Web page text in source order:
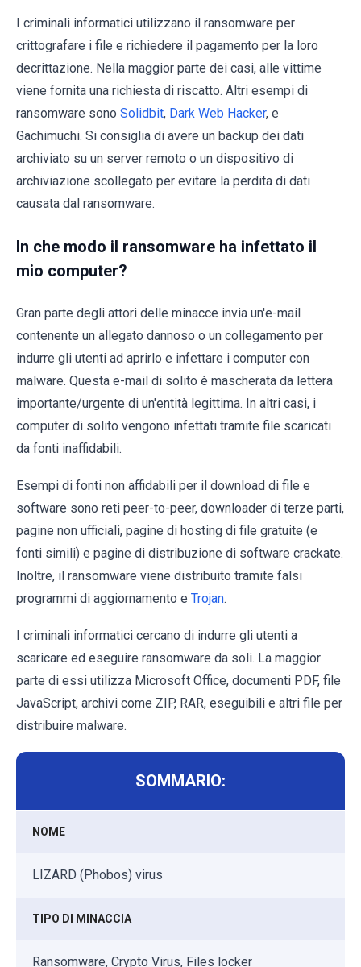
I criminali informatici utilizzano il ransomware per
crittografare i file e richiedere il pagamento per la loro
decrittazione. Nella maggior parte dei casi, alle vittime
viene fornita una richiesta di riscatto. Altri esempi di
ransomware sono Solidbit, Dark Web Hacker, e
Gachimuchi. Si consiglia di avere un backup dei dati
archiviato su un server remoto o un dispositivo di
archiviazione scollegato per evitare la perdita di dati
causata dal ransomware.
In che modo il ransomware ha infettato il
mio computer?
Gran parte degli attori delle minacce invia un'e-mail
contenente un allegato dannoso o un collegamento per
indurre gli utenti ad aprirlo e infettare i computer con
malware. Questa e-mail di solito è mascherata da lettera
importante/urgente di un'entità legittima. In altri casi, i
computer di solito vengono infettati tramite file scaricati
da fonti inaffidabili.
Esempi di fonti non affidabili per il download di file e
software sono reti peer-to-peer, downloader di terze parti,
pagine non ufficiali, pagine di hosting di file gratuite (e
fonti simili) e pagine di distribuzione di software crackate.
Inoltre, il ransomware viene distribuito tramite falsi
programmi di aggiornamento e Trojan.
I criminali informatici cercano di indurre gli utenti a
scaricare ed eseguire ransomware da soli. La maggior
parte di essi utilizza Microsoft Office, documenti PDF, file
JavaScript, archivi come ZIP, RAR, eseguibili e altri file per
distribuire malware.
SOMMARIO:
NOME
LIZARD (Phobos) virus
TIPO DI MINACCIA
Ransomware, Crypto Virus, Files locker